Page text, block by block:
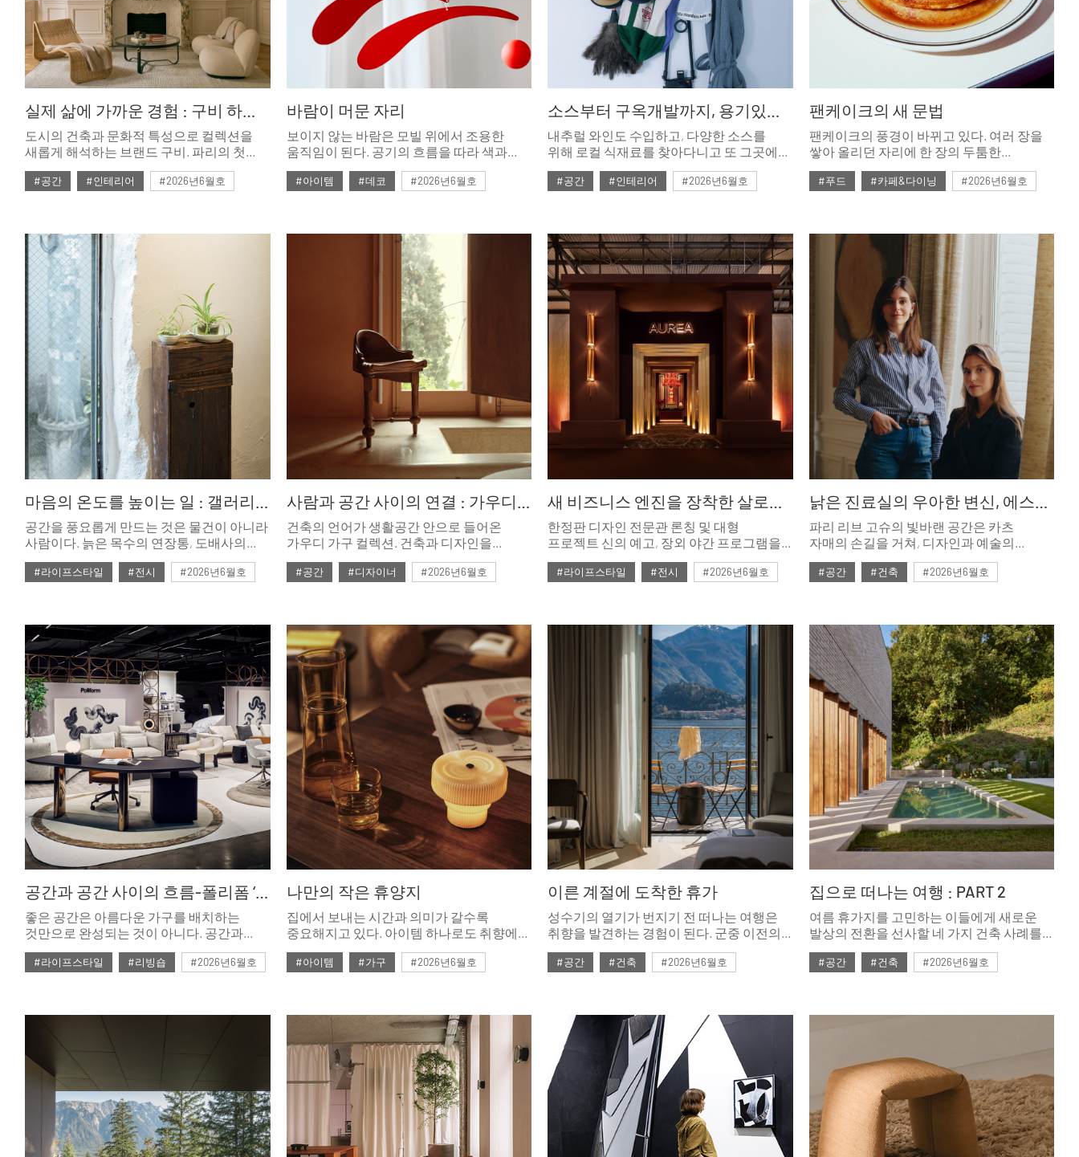
실제 삶에 가까운 경험 : 구비 하우스 파리
도시의 건축과 문화적 특성으로 컬렉션을
새롭게 해석하는 브랜드 구비. 파리의 첫
번째 구비 하우스 쇼룸은 파리지앵의 실제
일상이 녹아든 쇼룸 아파트 콘셉트의
#공간 #인테리어 #2026년6월호
바람이 머문 자리
보이지 않는 바람은 모빌 위에서 조용한
움직임이 된다. 공기의 흐름을 따라 색과
균형, 빛의 장면을 만드는 모빌을 모았다.
#아이템 #데코 #2026년6월호
소스부터 구옥개발까지, 용기있는 강미의 새로운 집
내추럴 와인도 수입하고, 다양한 소스를
위해 로컬 식재료를 찾아다니고 또 그곳에서
백팩킹도 하며 어느 날엔 영상도 찍었다가,
어느 날엔 덜컥 40년된 구옥을 사서
집과 사랑에 빠져있다. 지금은 장미
시즌이라 가지치기와 진드기 방지 약을
도포하느라 매우 바쁘지만 소나기 이후
만개할 섬머스노우화이트장미를 기다리고
있는 그녀의 특별한 취향의 공간들을
소개한다.
#공간 #인테리어 #2026년6월호
팬케이크의 새 문법
팬케이크의 풍경이 바뀌고 있다. 여러 장을
쌓아 올리던 자리에 한 장의 두툼한
팬케이크가 주인공으로 들어섰다. 뉴욕
맨해튼의 작은 다이너에서 시작된 이 흐름을
#푸드 #카페&다이닝 #2026년6월호
공간을 풍요롭게 만드는 것은 물건이 아니라
사람이다. 늙은 목수의 연장통, 도배사의
테이블. 갤러리단정은 사람과 시간이 함께
갤러리 이야기.
#라이프스타일 #전시 #2026년6월호
건축의 언어가 생활공간 안으로 들어온
가우디 가구 컬렉션. 건축과 디자인을
역사적 복각을 넘어 현재 디자인과도 맞물려
#공간 #디자이너 #2026년6월호
한정판 디자인 전문관 론칭 및 대형
프로젝트 신의 예고, 장외 야간 프로그램을
산업 생태계임을 공고히 했다.
#라이프스타일 #전시 #2026년6월호
파리 리브 고슈의 빛바랜 공간은 카츠
자매의 손길을 거쳐, 디자인과 예술의
가족을 위한 아늑한 갤러리 홈으로
#공간 #건축 #2026년6월호
공간과 공간 사이의 흐름-폴리폼 ‘ART OF LIVING SPACE’ 팝업
좋은 공간은 아름다운 가구를 배치하는
것만으로 완성되는 것이 아니다. 공간과
공간 사이의 흐름, 그 안에서의 경험까지
자연스럽게 연결될 때 비로소 완성된다.
#라이프스타일 #리빙숍 #2026년6월호
나만의 작은 휴양지
집에서 보내는 시간과 의미가 갈수록
중요해지고 있다. 아이템 하나로도 취향에
맞는 휴식 공간으로의 연출이 가능하다.
여덟 개 리빙 브랜드 아이템으로 살펴보는
#아이템 #가구 #2026년6월호
이른 계절에 도착한 휴가
성수기의 열기가 번지기 전 떠나는 여행은
취향을 발견하는 경험이 된다. 군중 이전의
고요를 품은 국내외 호텔과 스테이를
소개한다.
#공간 #건축 #2026년6월호
집으로 떠나는 여행 : PART 2
여름 휴가지를 고민하는 이들에게 새로운
발상의 전환을 선사할 네 가지 건축 사례를
소개한다. 자연을 즐길 수 있는 구조와
아이디어로 주변 환경과의 이질감을
숙소처럼 생경한 감각을 자극하는 집은 매일
#공간 #건축 #2026년6월호